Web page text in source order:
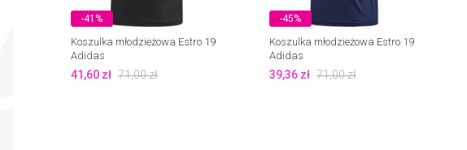
-41%
Koszulka młodzieżowa Estro 19
Adidas
41,60 zł 71,00zł
-45%
Koszulka młodzieżowa Estro 19
Adidas
39,36 zł 71,00zł